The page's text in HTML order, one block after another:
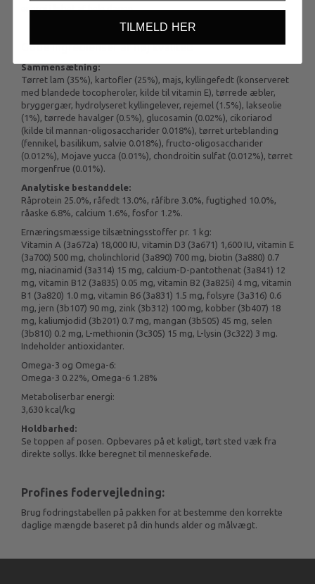
energi i løbet af hele dagen.
Gode ingredienser af høj kvalitet:
Sammensætning:
Tørret lam (35%), kartofler (25%), majs, kyllingefedt (konserveret
med blandede tocopheroler, kilde til vitamin E), tørrede æbler,
bryggergær, hydrolyseret kyllingelever, rejemel (1.5%), lakseolie
(1%), tørrede havalger (0.5%), glucosamin (0.02%), cikoriarod
(kilde til mannan-oligosaccharider 0.018%), tørret urteblanding
(fennikel, basilikum, salvie 0.018%), fructo-oligosaccharider
(0.012%), Mojave yucca (0.01%), chondroitin sulfat (0.012%), tørret
morgenfrue (0.01%).
Analytiske bestanddele:
Råprotein 25.0%, råfedt 13.0%, råfibre 3.0%, fugtighed 10.0%,
råaske 6.8%, calcium 1.6%, fosfor 1.2%.
Ernæringsmæssige tilsætningsstoffer pr. 1 kg:
Vitamin A (3a672a) 18,000 IU, vitamin D3 (3a671) 1,600 IU, vitamin E
(3a700) 500 mg, cholinchlorid (3a890) 700 mg, biotin (3a880) 0.7
mg, niacinamid (3a314) 15 mg, calcium-D-pantothenat (3a841) 12
mg, vitamin B12 (3a835) 0.05 mg, vitamin B2 (3a825i) 4 mg, vitamin
B1 (3a820) 1.0 mg, vitamin B6 (3a831) 1.5 mg, folsyre (3a316) 0.6
mg, jern (3b107) 90 mg, zink (3b312) 100 mg, kobber (3b407) 18
mg, kaliumjodid (3b201) 0.7 mg, mangan (3b505) 45 mg, selen
(3b810) 0.2 mg, L-methionin (3c305) 15 mg, L-lysin (3c322) 3 mg.
Indeholder antioxidanter.
Omega-3 og Omega-6:
Omega-3 0.22%, Omega-6 1.28%
Metaboliserbar energi:
3,630 kcal/kg
Holdbarhed:
Se toppen af posen. Opbevares på et køligt, tørt sted væk fra
direkte sollys. Ikke beregnet til menneskeføde.
Profines fodervejledning:
Brug fodringstabellen på pakken for at bestemme den korrekte
daglige mængde baseret på din hunds alder og målvægt.
TILMELD HER